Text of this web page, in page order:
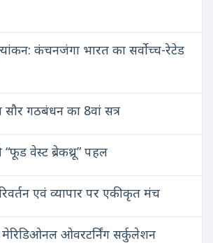
कंचनजंगा भारत का सर्वोच्च-रेटेड
सौर गठबंधन का 8वां सत्र
वेस्ट ब्रेकथ्रू” पहल
एवं व्यापार पर एकीकृत मंच
ओवरटर्निंग सर्कुलेशन